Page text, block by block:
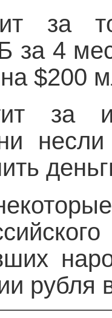
за
за 4
$200
за
рубля